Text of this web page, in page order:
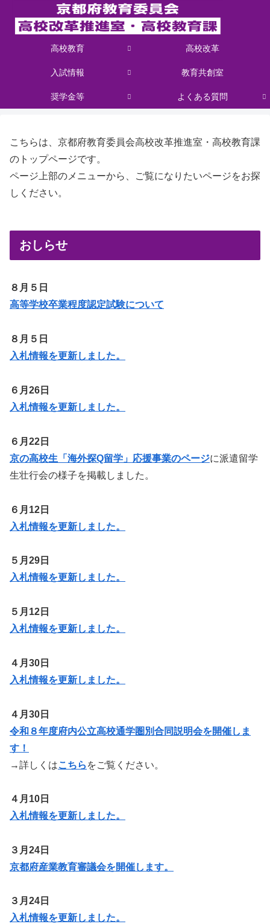
高校教育 高校改革
入試情報 教育共創室
奨学金等 よくある質問
こちらは、京都府教育委員会高校改革推進室・高校教育課
のトップページです。
ページ上部のメニューから、ご覧になりたいページをお探
しください。
おしらせ
８月５日
高等学校卒業程度認定試験について
８月５日
入札情報を更新しました。
６月26日
入札情報を更新しました。
６月22日
京の高校生「海外探Q留学」応援事業のページに派遣留学
生壮行会の様子を掲載しました。
６月12日
入札情報を更新しました。
５月29日
入札情報を更新しました。
５月12日
入札情報を更新しました。
４月30日
入札情報を更新しました。
４月30日
令和８年度府内公立高校通学圏別合同説明会を開催しま
す！
→詳しくはこちら をご覧ください。
４月10日
入札情報を更新しました。
３月24日
京都府産業教育審議会を開催します。
３月24日
入札情報を更新しました。